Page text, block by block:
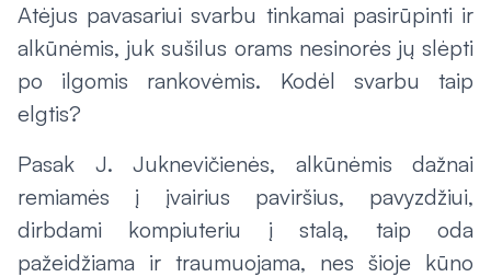
Atėjus pavasariui svarbu tinkamai pasirūpinti ir
alkūnėmis, juk sušilus orams nesinorės jų slėpti
po ilgomis rankovėmis. Kodėl svarbu taip
elgtis?
Pasak J. Juknevičienės, alkūnėmis dažnai
remiamės į įvairius paviršius, pavyzdžiui,
dirbdami kompiuteriu į stalą, taip oda
pažeidžiama ir traumuojama, nes šioje kūno